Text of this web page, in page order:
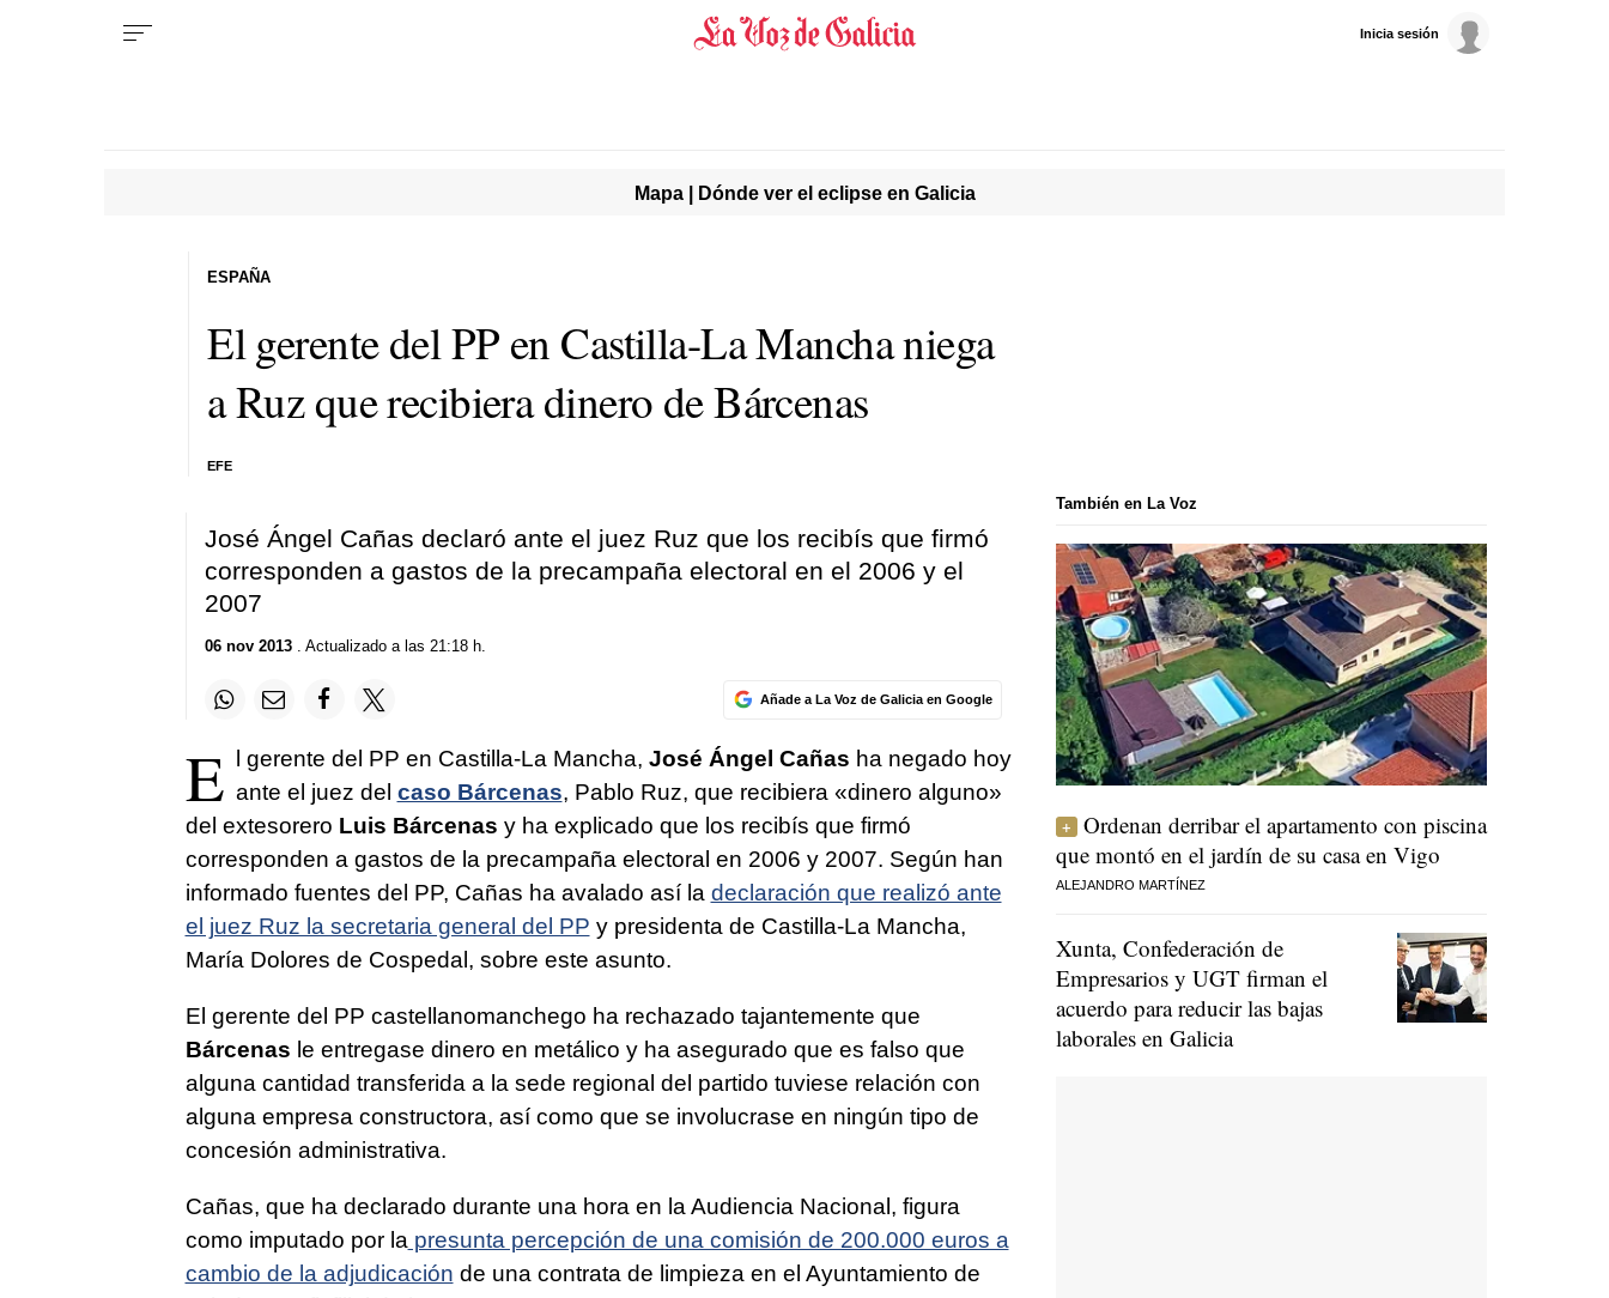
Inicia sesión
Mapa | Dónde ver el eclipse en Galicia
El gerente del PP en Castilla-La Mancha niega
a Ruz que recibiera dinero de Bárcenas
EFE
ESPAÑA
José Ángel Cañas declaró ante el juez Ruz que los recibís que firmó
corresponden a gastos de la precampaña electoral en el 2006 y el
2007
06 nov 2013. Actualizado a las 21:18 h.
Añade a La Voz de Galicia en Google
E l gerente del PP en Castilla-La Mancha, José Ángel Cañas ha negado hoy
ante el juez del caso Bárcenas, Pablo Ruz, que recibiera «dinero alguno»
del extesorero Luis Bárcenas y ha explicado que los recibís que firmó
corresponden a gastos de la precampaña electoral en 2006 y 2007. Según han
informado fuentes del PP, Cañas ha avalado así la declaración que realizó ante
el juez Ruz la secretaria general del PP y presidenta de Castilla-La Mancha,
María Dolores de Cospedal, sobre este asunto.
El gerente del PP castellanomanchego ha rechazado tajantemente que
Bárcenas le entregase dinero en metálico y ha asegurado que es falso que
alguna cantidad transferida a la sede regional del partido tuviese relación con
alguna empresa constructora, así como que se involucrase en ningún tipo de
concesión administrativa.
Cañas, que ha declarado durante una hora en la Audiencia Nacional, figura
como imputado por la presunta percepción de una comisión de 200.000 euros a
cambio de la adjudicación de una contrata de limpieza en el Ayuntamiento de
También en La Voz
Ordenan derribar el apartamento con piscina
que montó en el jardín de su casa en Vigo
ALEJANDRO MARTÍNEZ
Xunta, Confederación de
Empresarios y UGT firman el
acuerdo para reducir las bajas
laborales en Galicia